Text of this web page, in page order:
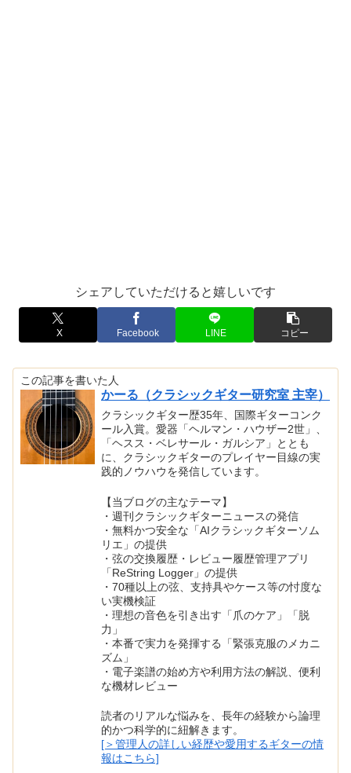
シェアしていただけると嬉しいです
X Facebook LINE コピー
この記事を書いた人
かーる（クラシックギター研究室 主宰）
クラシックギター歴35年、国際ギターコンク
ール入賞。愛器「ヘルマン・ハウザー2世」、
「ヘスス・ベレサール・ガルシア」ととも
に、クラシックギターのプレイヤー目線の実
践的ノウハウを発信しています。
【当ブログの主なテーマ】
・週刊クラシックギターニュースの発信
・無料かつ安全な「AIクラシックギターソム
リエ」の提供
・弦の交換履歴・レビュー履歴管理アプリ
「ReString Logger」の提供
・70種以上の弦、支持具やケース等の忖度な
い実機検証
・理想の音色を引き出す「爪のケア」「脱
力」
・本番で実力を発揮する「緊張克服のメカニ
ズム」
・電子楽譜の始め方や利用方法の解説、便利
な機材レビュー
読者のリアルな悩みを、長年の経験から論理
的かつ科学的に紐解きます。
[＞管理人の詳しい経歴や愛用するギターの情
報はこちら]